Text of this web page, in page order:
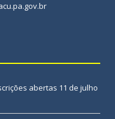
abertas 11 de julho